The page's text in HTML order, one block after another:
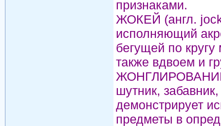
признаками.
ЖОКЕЙ (англ.
исполняющий
бегущей по
также вдвоем и
ЖОНГЛИРОВАНИЕ
шутник,
демонстрирует
предметы в